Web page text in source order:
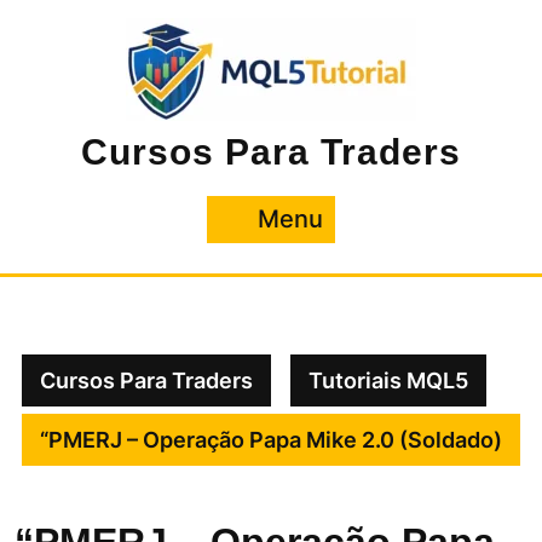
Cursos Para Traders
Menu
Cursos Para Traders Tutoriais MQL5
“PMERJ – Operação Papa Mike 2.0 (Soldado)